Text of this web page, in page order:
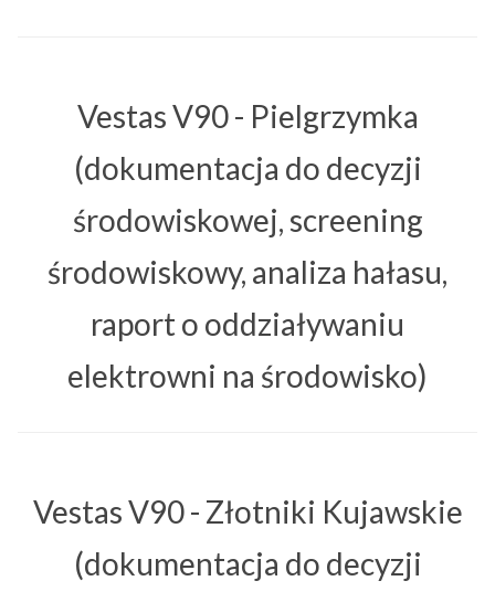
Vestas V90 - Pielgrzymka
(dokumentacja do decyzji
środowiskowej, screening
środowiskowy, analiza hałasu,
raport o oddziaływaniu
elektrowni na środowisko)
Vestas V90 - Złotniki Kujawskie
(dokumentacja do decyzji